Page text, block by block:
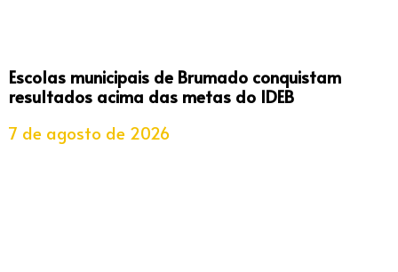
Escolas municipais de Brumado conquistam
resultados acima das metas do IDEB
7 de agosto de 2026